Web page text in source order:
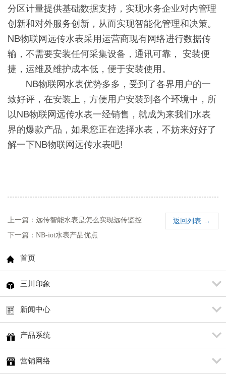
分区计量提供基础数据支持，实现水务企业对内管理
创新和对外服务创新，从而实现智能化管理和决策。
NB物联网远传水表采用运营商现有网络进行数据传
输，不需要安装任何采集设备，通讯可靠， 安装便
捷，运维及维护成本低，便于安装使用。
NB物联网水表优势多多，受到了各界用户的一
致好评，在安装上，方便用户安装到各个环境中，所
以NB物联网远传水表一经销售，就成为来我们水表
界的爆款产品，如果您正在选择水表，不妨来好好了
解一下NB物联网远传水表吧!
上一篇：远传智能水表是怎么实现远传监控
下一篇：NB-iot水表产品优点
返回列表 →
首页
三川印象
新闻中心
产品系统
营销网络